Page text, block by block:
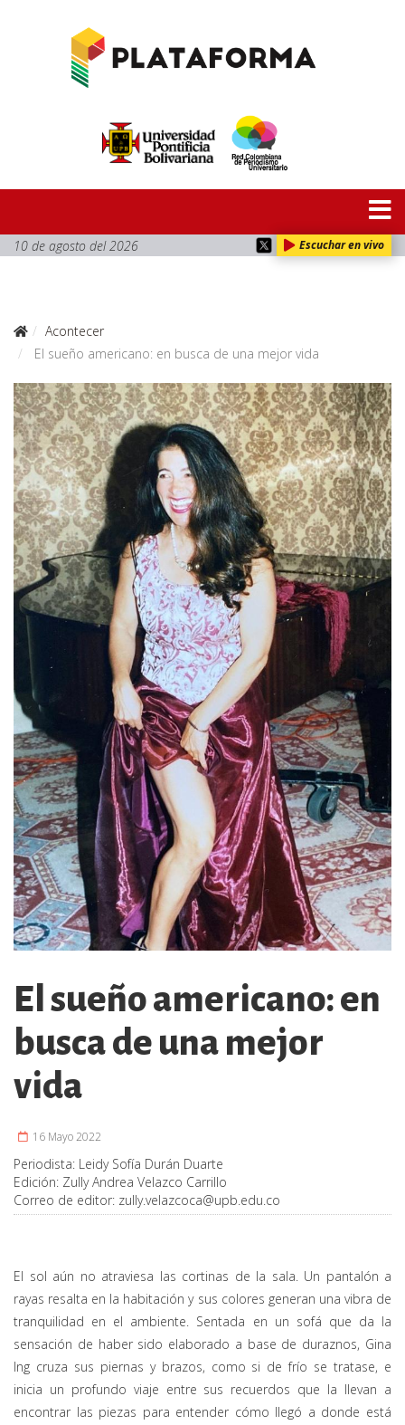
10 de agosto del 2026 Escuchar en vivo
Acontecer
El sueño americano: en busca de una mejor vida
El sueño americano: en
busca de una mejor
vida
16 Mayo 2022
Periodista: Leidy Sofía Durán Duarte
Edición: Zully Andrea Velazco Carrillo
Correo de editor: zully.velazcoca@upb.edu.co
El sol aún no atraviesa las cortinas de la sala. Un pantalón a
rayas resalta en la habitación y sus colores generan una vibra de
tranquilidad en el ambiente. Sentada en un sofá que da la
sensación de haber sido elaborado a base de duraznos, Gina
Ing cruza sus piernas y brazos, como si de frío se tratase, e
inicia un profundo viaje entre sus recuerdos que la llevan a
encontrar las piezas para entender cómo llegó a donde está